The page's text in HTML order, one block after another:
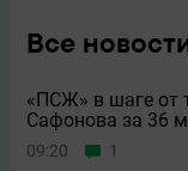
Все
«ПСЖ» в шаге от
Сафонова за 36
09:20 1